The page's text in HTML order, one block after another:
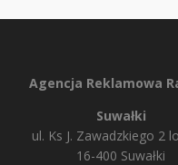
Agencja Reklamowa
Suwałki
ul. Ks J. Zawadzkiego 2
16-400 Suwałki